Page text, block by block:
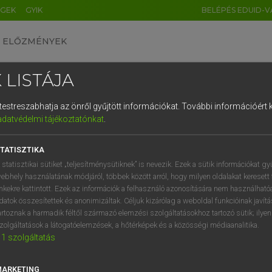
GYIK BELÉPÉS EDUID-
ELŐZMÉNYEK
nagyszótár
VAN ELŐFIZETÉSED?
megtekintéséhez.
LISTÁJA
az önről gyűjtött információkat. További információért
tájékoztatónkat.
statisztikai sütiket „teljesítménysütiknek” is nevezik. Ezek a sütik információkat
használatának módjáról, többek között arról, hogy milyen oldalakat keresett
kattintott. Ezek az információk a felhasználó azonosítására nem
összesítettek és anonimizáltak. Céljuk kizárólag a weboldal funkcióinak
a harmadik féltől származó elemzési szolgáltatásokhoz tartozó sütik;
a látogatóelemzések, a hőtérképek és a közösségi médiaanalitika.
1 szolgáltatás
DE CN FR ES IT NL
1 2 3 4 5 6 7 8 9
q w e r t z u i
a s d f g h j k l é
í y x c v b n m , .